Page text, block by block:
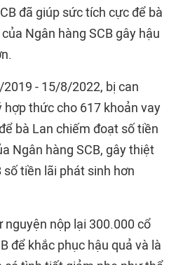
đã giúp sức tích cực để bà
Ngân hàng SCB gây hậu
- 15/8/2022, bị can
hợp thức cho 617 khoản vay
bà Lan chiếm đoạt số tiền
Ngân hàng SCB, gây thiệt
số tiền lãi phát sinh hơn
nguyện nộp lại 300.000 cổ
để khắc phục hậu quả và là